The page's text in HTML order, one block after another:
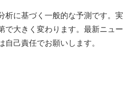
析に基づく一般的な予測です。実
で大きく変わります。最新ニュー
自己責任でお願いします。